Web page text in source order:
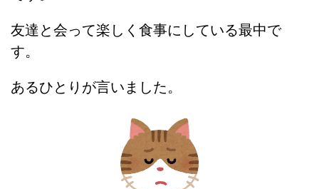
友達と会って楽しく食事にしている最中で
す。
あるひとりが言いました。